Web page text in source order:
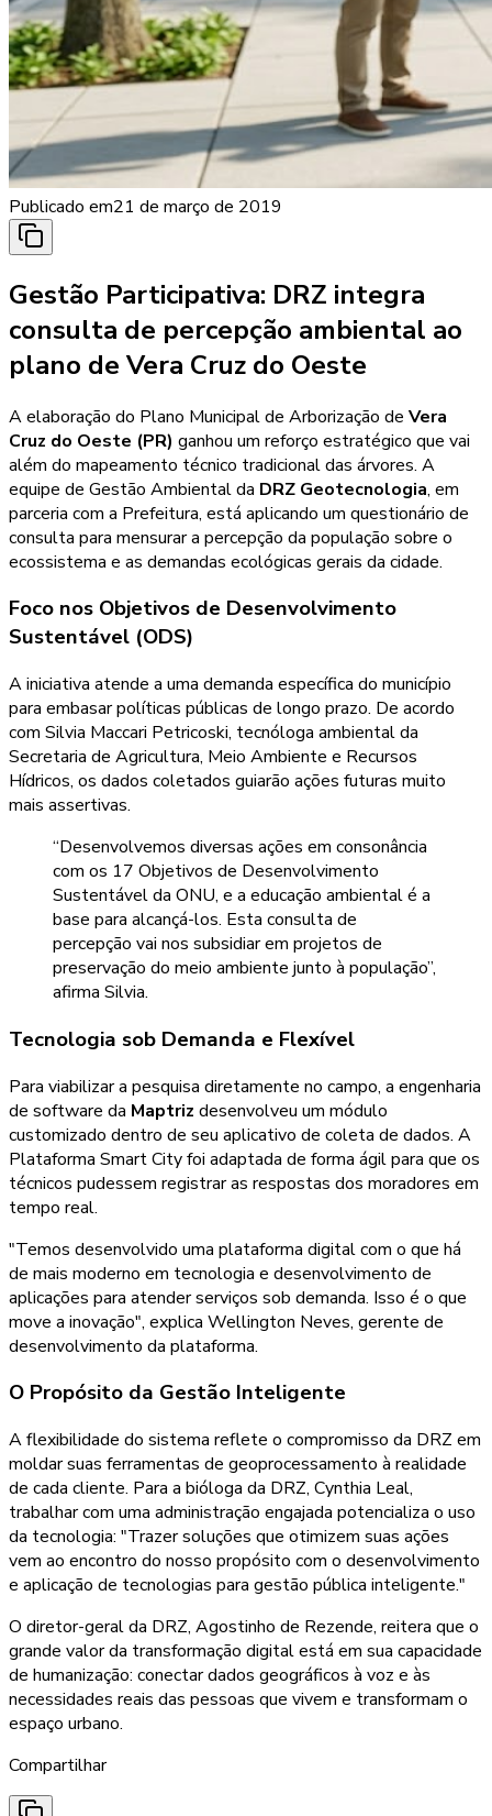
Publicado em21 de março de 2019
Gestão Participativa: DRZ integra
consulta de percepção ambiental ao
plano de Vera Cruz do Oeste
A elaboração do Plano Municipal de Arborização de Vera
Cruz do Oeste (PR) ganhou um reforço estratégico que vai
além do mapeamento técnico tradicional das árvores. A
equipe de Gestão Ambiental da DRZ Geotecnologia, em
parceria com a Prefeitura, está aplicando um questionário de
consulta para mensurar a percepção da população sobre o
ecossistema e as demandas ecológicas gerais da cidade.
Foco nos Objetivos de Desenvolvimento
Sustentável (ODS)
A iniciativa atende a uma demanda específica do município
para embasar políticas públicas de longo prazo. De acordo
com Silvia Maccari Petricoski, tecnóloga ambiental da
Secretaria de Agricultura, Meio Ambiente e Recursos
Hídricos, os dados coletados guiarão ações futuras muito
mais assertivas.
“Desenvolvemos diversas ações em consonância
com os 17 Objetivos de Desenvolvimento
Sustentável da ONU, e a educação ambiental é a
base para alcançá-los. Esta consulta de
percepção vai nos subsidiar em projetos de
preservação do meio ambiente junto à população”,
afirma Silvia.
Tecnologia sob Demanda e Flexível
Para viabilizar a pesquisa diretamente no campo, a engenharia
de software da Maptriz desenvolveu um módulo
customizado dentro de seu aplicativo de coleta de dados. A
Plataforma Smart City foi adaptada de forma ágil para que os
técnicos pudessem registrar as respostas dos moradores em
tempo real.
"Temos desenvolvido uma plataforma digital com o que há
de mais moderno em tecnologia e desenvolvimento de
aplicações para atender serviços sob demanda. Isso é o que
move a inovação", explica Wellington Neves, gerente de
desenvolvimento da plataforma.
O Propósito da Gestão Inteligente
A flexibilidade do sistema reflete o compromisso da DRZ em
moldar suas ferramentas de geoprocessamento à realidade
de cada cliente. Para a bióloga da DRZ, Cynthia Leal,
trabalhar com uma administração engajada potencializa o uso
da tecnologia: "Trazer soluções que otimizem suas ações
vem ao encontro do nosso propósito com o desenvolvimento
e aplicação de tecnologias para gestão pública inteligente."
O diretor-geral da DRZ, Agostinho de Rezende, reitera que o
grande valor da transformação digital está em sua capacidade
de humanização: conectar dados geográficos à voz e às
necessidades reais das pessoas que vivem e transformam o
espaço urbano.
Compartilhar